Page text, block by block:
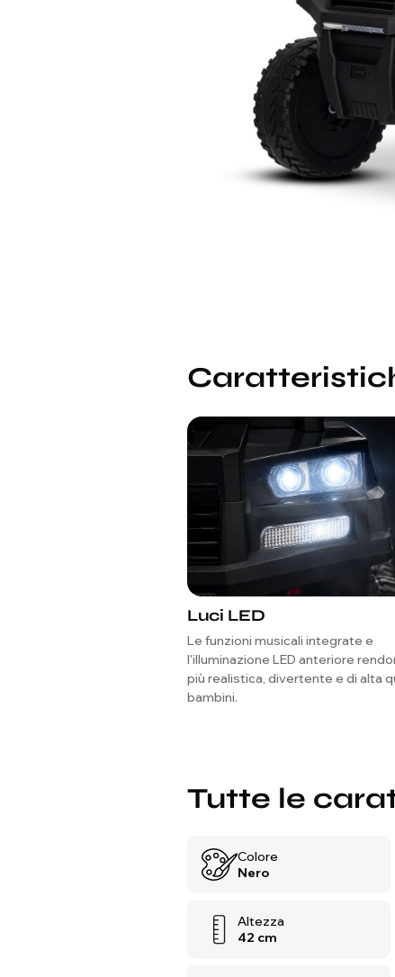
Luci LED
Le funzioni musicali integrate e
l'illuminazione LED anteriore
più realistica, divertente e di alta
bambini.
Tutte le
Colore
Nero
Altezza
42 cm